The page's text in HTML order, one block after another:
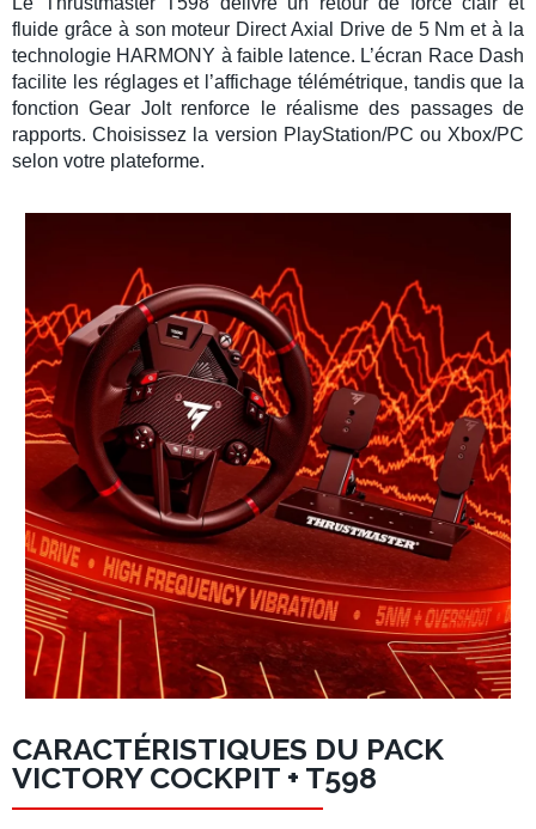
fluide grâce à son moteur Direct Axial Drivede 5 Nm et à la
technologie HARMONY à faible latence. L’écran Race Dash
facilite les réglages et l’affichage télémétrique, tandis que la
fonction Gear Jolt renforce le réalisme des passages de
rapports. Choisissez la version PlayStation/PC ou Xbox/PC
selon votre plateforme.
CARACTÉRISTIQUES DU PACK
VICTORY COCKPIT + T598